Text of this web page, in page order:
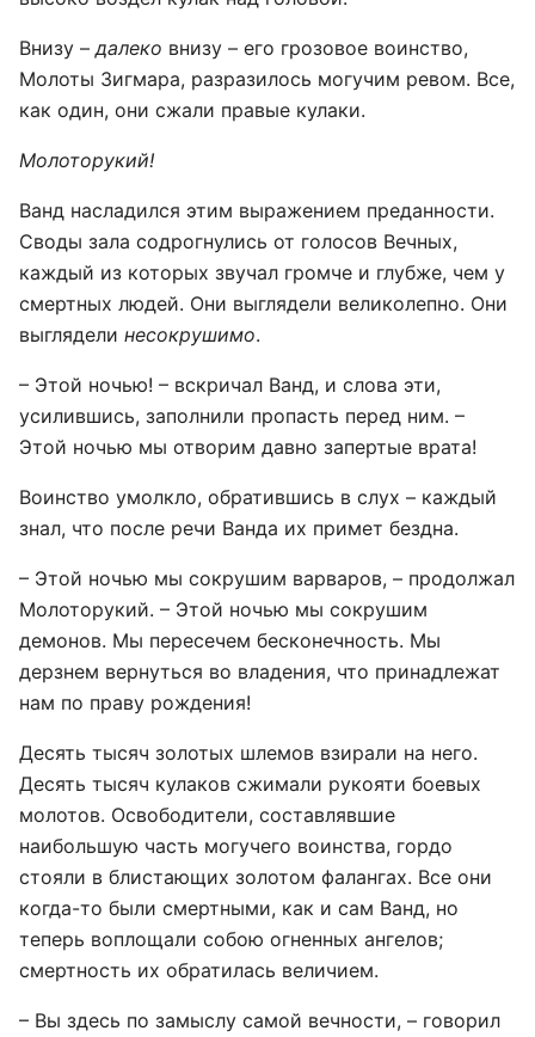
Внизу – далеко внизу – его грозовое воинство,
Молоты Зигмара, разразилось могучим ревом. Все,
как один, они сжали правые кулаки.
Молоторукий!
Ванд насладился этим выражением преданности.
Своды зала содрогнулись от голосов Вечных,
каждый из которых звучал громче и глубже, чем у
смертных людей. Они выглядели великолепно. Они
выглядели несокрушимо.
– Этой ночью! – вскричал Ванд, и слова эти,
усилившись, заполнили пропасть перед ним. –
Этой ночью мы отворим давно запертые врата!
Воинство умолкло, обратившись в слух – каждый
знал, что после речи Ванда их примет бездна.
– Этой ночью мы сокрушим варваров, – продолжал
Молоторукий. – Этой ночью мы сокрушим
демонов. Мы пересечем бесконечность. Мы
дерзнем вернуться во владения, что принадлежат
нам по праву рождения!
Десять тысяч золотых шлемов взирали на него.
Десять тысяч кулаков сжимали рукояти боевых
молотов. Освободители, составлявшие
наибольшую часть могучего воинства, гордо
стояли в блистающих золотом фалангах. Все они
когда-то были смертными, как и сам Ванд, но
теперь воплощали собою огненных ангелов;
смертность их обратилась величием.
– Вы здесь по замыслу самой вечности, – говорил